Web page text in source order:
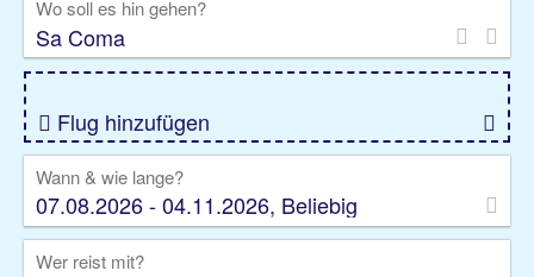
Rundreise
Kreuzfahrt
Gruppenreise
Camper Privattransfer
Wo soll es hin gehen?
Flug hinzufügen
Wann & wie lange?
07.08.2026 - 04.11.2026, Beliebig
Wer reist mit?